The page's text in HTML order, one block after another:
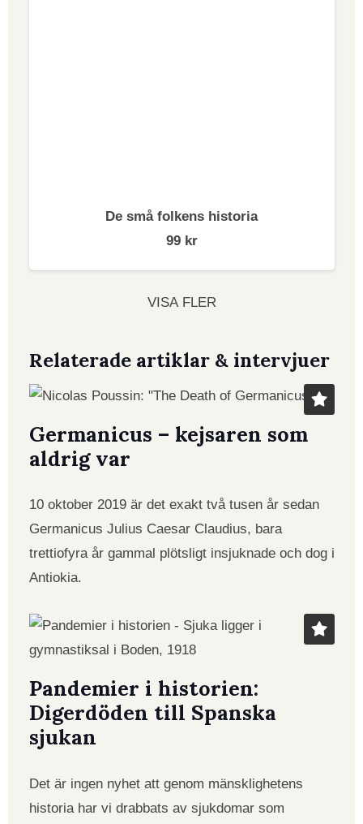
De små folkens historia
99 kr
VISA FLER
Relaterade artiklar & intervjuer
Germanicus – kejsaren som
aldrig var
10 oktober 2019 är det exakt två tusen år sedan
Germanicus Julius Caesar Claudius, bara
trettiofyra år gammal plötsligt insjuknade och dog i
Antiokia.
Pandemier i historien:
Digerdöden till Spanska
sjukan
Det är ingen nyhet att genom mänsklighetens
historia har vi drabbats av sjukdomar som